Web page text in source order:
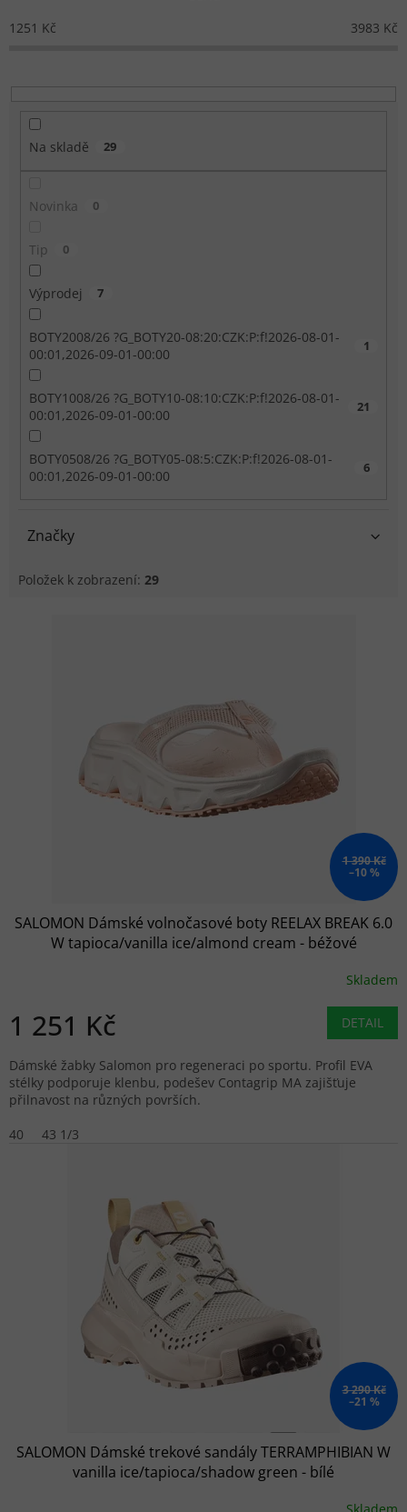
1251 Kč 3983 Kč
Na skladě 29
Novinka 0
Tip 0
Výprodej 7
BOTY2008/26 ?G_BOTY20-08:20:CZK:P:f!2026-08-01-
00:01,2026-09-01-00:00
1
BOTY1008/26 ?G_BOTY10-08:10:CZK:P:f!2026-08-01-
00:01,2026-09-01-00:00
21
BOTY0508/26 ?G_BOTY05-08:5:CZK:P:f!2026-08-01-
00:01,2026-09-01-00:00
6
Značky
Položek k zobrazení: 29
1 390 Kč
–10 %
SALOMON Dámské volnočasové boty REELAX BREAK 6.0
W tapioca/vanilla ice/almond cream - béžové
Skladem
1 251 Kč DETAIL
Dámské žabky Salomon pro regeneraci po sportu. Profil EVA
stélky podporuje klenbu, podešev Contagrip MA zajišťuje
přilnavost na různých površích.
40
43 1/3
3 290 Kč
–21 %
SALOMON Dámské trekové sandály TERRAMPHIBIAN W
vanilla ice/tapioca/shadow green - bílé